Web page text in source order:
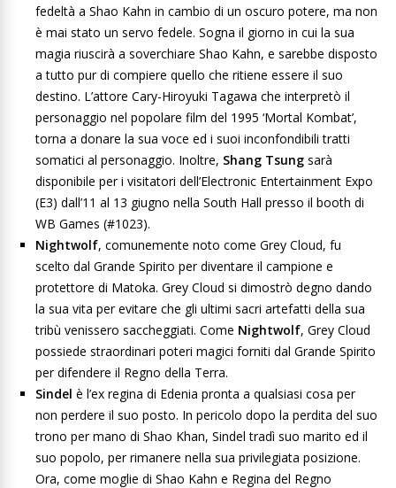
fedeltà a Shao Kahn in cambio di un oscuro potere, ma non
è mai stato un servo fedele. Sogna il giorno in cui la sua
magia riuscirà a soverchiare Shao Kahn, e sarebbe disposto
a tutto pur di compiere quello che ritiene essere il suo
destino. L’attore Cary-Hiroyuki Tagawa che interpretò il
personaggio nel popolare film del 1995 ‘Mortal Kombat’,
torna a donare la sua voce ed i suoi inconfondibili tratti
somatici al personaggio. Inoltre, Shang Tsung sarà
disponibile per i visitatori dell’Electronic Entertainment Expo
(E3) dall’11 al 13 giugno nella South Hall presso il booth di
WB Games (#1023).
Nightwolf, comunemente noto come Grey Cloud, fu
scelto dal Grande Spirito per diventare il campione e
protettore di Matoka. Grey Cloud si dimostrò degno dando
la sua vita per evitare che gli ultimi sacri artefatti della sua
tribù venissero saccheggiati. Come Nightwolf, Grey Cloud
possiede straordinari poteri magici forniti dal Grande Spirito
per difendere il Regno della Terra.
Sindel è l’ex regina di Edenia pronta a qualsiasi cosa per
non perdere il suo posto. In pericolo dopo la perdita del suo
trono per mano di Shao Khan, Sindel tradì suo marito ed il
suo popolo, per rimanere nella sua privilegiata posizione.
Ora, come moglie di Shao Kahn e Regina del Regno